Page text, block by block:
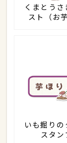
くまとう
スト（お
いも掘り
スタ